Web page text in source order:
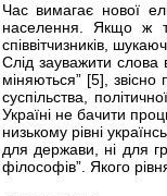
Час вимагає нової
населення. Якщо ж
співвітчизників,
Слід зауважити слова
міняються” [5], звісно
суспільства,
Україні не бачити
низькому рівні
для держави, ні для
філософів”. Якого